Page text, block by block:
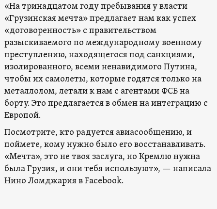
«На тринадцатом году пребывания у власти
«Грузинская мечта» предлагает нам как успех
«договоренность» с правительством
разыскиваемого по международному военному
преступлению, находящегося под санкциями,
изолированного, всеми ненавидимого Путина,
чтобы их самолеты, которые годятся только на
металлолом, летали к нам с агентами ФСБ на
борту. Это предлагается в обмен на интеграцию с
Европой.
Посмотрите, кто радуется авиасообщению, и
поймете, кому нужно было его восстанавливать.
«Мечта», это не твоя заслуга, но Кремлю нужна
была Грузия, и они тебя используют», — написала
Нино Ломджария в Facebook.